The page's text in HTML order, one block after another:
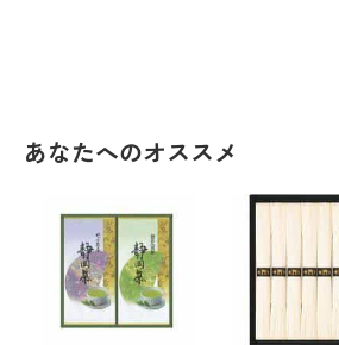
あなたへのオススメ